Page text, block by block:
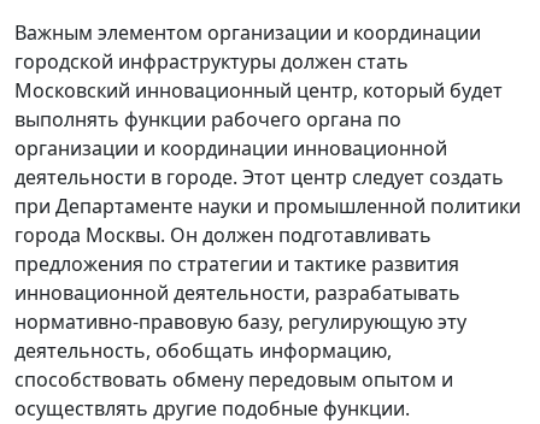
Важным элементом организации и координации
городской инфраструктуры должен стать
Московский инновационный центр, который будет
выполнять функции рабочего органа по
организации и координации инновационной
деятельности в городе. Этот центр следует создать
при Департаменте науки и промышленной политики
города Москвы. Он должен подготавливать
предложения по стратегии и тактике развития
инновационной деятельности, разрабатывать
нормативно-правовую базу, регулирующую эту
деятельность, обобщать информацию,
способствовать обмену передовым опытом и
осуществлять другие подобные функции.